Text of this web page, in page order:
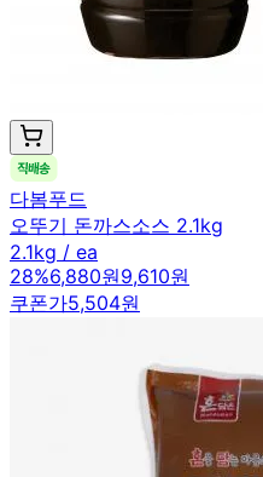
다봄푸드
오뚜기 돈까스소스 2.1kg
2.1kg / ea
28%6,880원9,610원
쿠폰가5,504원